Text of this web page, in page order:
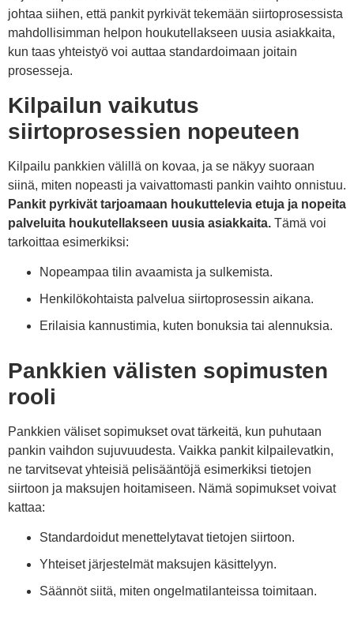
johtaa siihen, että pankit pyrkivät tekemään siirtoprosessista
mahdollisimman helpon houkutellakseen uusia asiakkaita,
kun taas yhteistyö voi auttaa standardoimaan joitain
prosesseja.
Kilpailun vaikutus
siirtoprosessien nopeuteen
Kilpailu pankkien välillä on kovaa, ja se näkyy suoraan
siinä, miten nopeasti ja vaivattomasti pankin vaihto onnistuu.
Pankit pyrkivät tarjoamaan houkuttelevia etuja ja nopeita
palveluita houkutellakseen uusia asiakkaita. Tämä voi
tarkoittaa esimerkiksi:
Nopeampaa tilin avaamista ja sulkemista.
Henkilökohtaista palvelua siirtoprosessin aikana.
Erilaisia kannustimia, kuten bonuksia tai alennuksia.
Pankkien välisten sopimusten
rooli
Pankkien väliset sopimukset ovat tärkeitä, kun puhutaan
pankin vaihdon sujuvuudesta. Vaikka pankit kilpailevatkin,
ne tarvitsevat yhteisiä pelisääntöjä esimerkiksi tietojen
siirtoon ja maksujen hoitamiseen. Nämä sopimukset voivat
kattaa:
Standardoidut menettelytavat tietojen siirtoon.
Yhteiset järjestelmät maksujen käsittelyyn.
Säännöt siitä, miten ongelmatilanteissa toimitaan.